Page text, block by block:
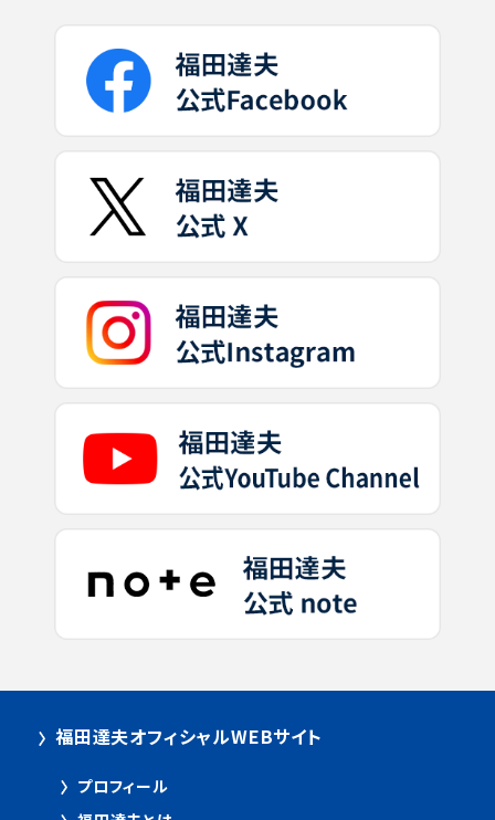
福田達夫オフィシャルWEBサイト
プロフィール